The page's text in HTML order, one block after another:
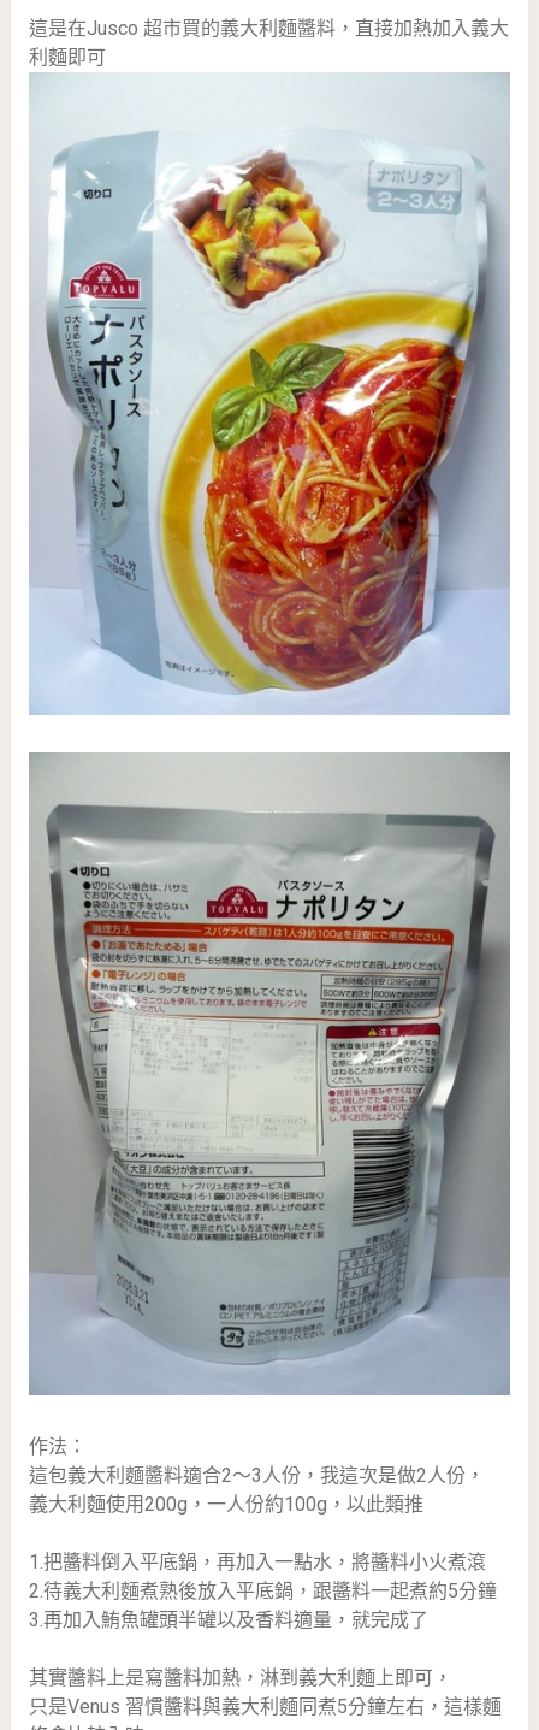
這是在Jusco 超市買的義大利麵醬料，直接加熱加入義大
利麵即可
作法：
這包義大利麵醬料適合2～3人份，我這次是做2人份，
義大利麵使用200g，一人份約100g，以此類推
1.把醬料倒入平底鍋，再加入一點水，將醬料小火煮滾
2.待義大利麵煮熟後放入平底鍋，跟醬料一起煮約5分鐘
3.再加入鮪魚罐頭半罐以及香料適量，就完成了
其實醬料上是寫醬料加熱，淋到義大利麵上即可，
只是Venus 習慣醬料與義大利麵同煮5分鐘左右，這樣麵